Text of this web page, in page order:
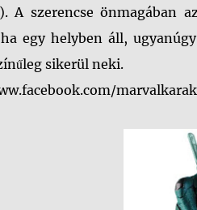
A szerencse önmagában
egy helyben áll,
sikerül neki.